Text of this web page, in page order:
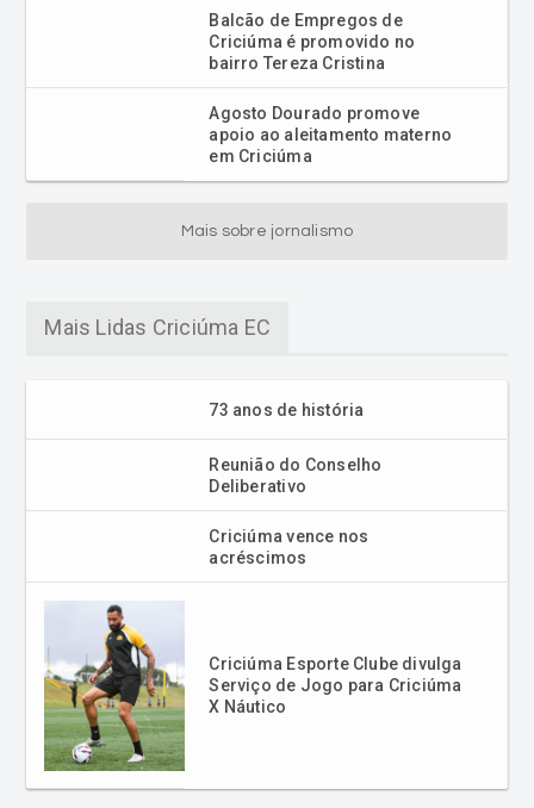
Balcão de Empregos de
Criciúma é promovido no
bairro Tereza Cristina
Agosto Dourado promove
apoio ao aleitamento materno
em Criciúma
Mais sobre jornalismo
Mais Lidas Criciúma EC
73 anos de história
Reunião do Conselho
Deliberativo
Criciúma vence nos
acréscimos
Criciúma Esporte Clube divulga
Serviço de Jogo para Criciúma
X Náutico